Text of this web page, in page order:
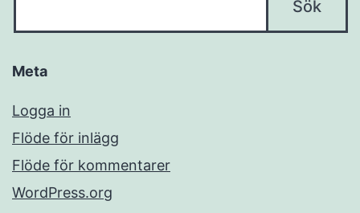
Meta
Logga in
Flöde för inlägg
Flöde för kommentarer
WordPress.org